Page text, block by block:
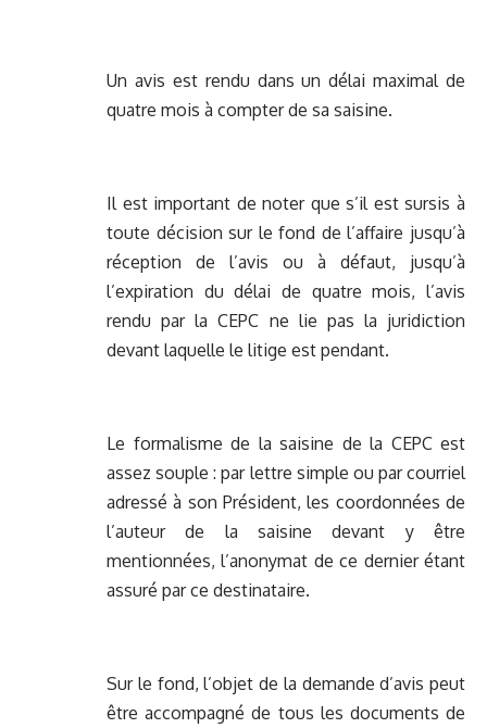
Un avis est rendu dans un délai maximal de
quatre mois à compter de sa saisine.
Il est important de noter que s’il est sursis à
toute décision sur le fond de l’affaire jusqu’à
réception de l’avis ou à défaut, jusqu’à
l’expiration du délai de quatre mois, l’avis
rendu par la CEPC ne lie pas la juridiction
devant laquelle le litige est pendant.
Le formalisme de la saisine de la CEPC est
assez souple : par lettre simple ou par courriel
adressé à son Président, les coordonnées de
l’auteur de la saisine devant y être
mentionnées, l’anonymat de ce dernier étant
assuré par ce destinataire.
Sur le fond, l’objet de la demande d’avis peut
être accompagné de tous les documents de